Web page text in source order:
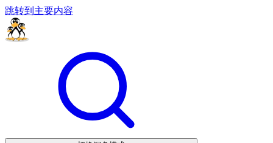
跳转到主要内容